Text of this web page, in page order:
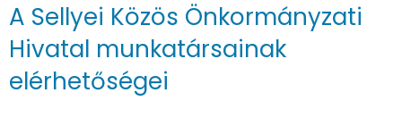
A Sellyei Közös Önkormányzati
Hivatal munkatársainak
elérhetőségei